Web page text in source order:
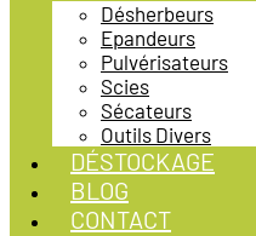
Désherbeurs
Epandeurs
Pulvérisateurs
Scies
Sécateurs
Outils Divers
DÉSTOCKAGE
BLOG
CONTACT